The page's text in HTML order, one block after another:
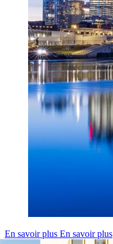
En savoir plus En savoir plus